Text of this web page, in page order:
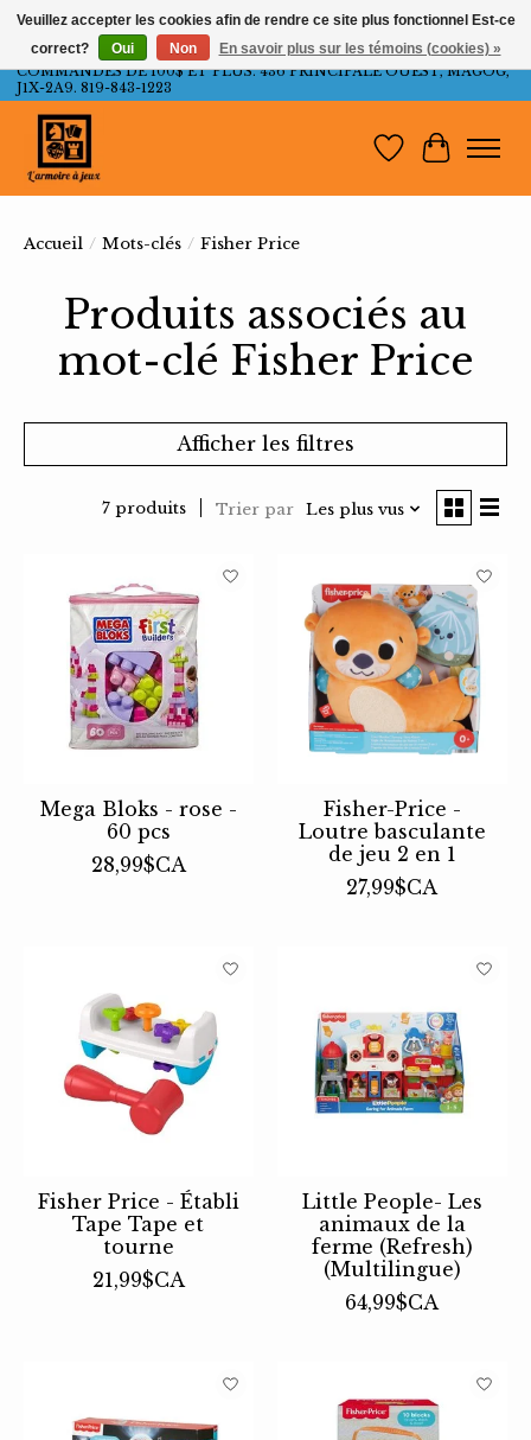
LIVRAISON GRATUITE AU QUÉBEC ET ONTARIO POUR LES
COMMANDES DE 100$ ET PLUS. 436 PRINCIPALE OUEST, MAGOG,
J1X-2A9. 819-843-1223
Liste dePanier
Accueil / Mots-clés / Fisher Price
Produits associés au
mot-clé Fisher Price
Afficher les filtres
7 produits Trier par Les plus vus
Mega Bloks - rose -
60 pcs
28,99$CA
Fisher-Price -
Loutre basculante
de jeu 2 en 1
27,99$CA
Fisher Price - Établi
Tape Tape et
tourne
21,99$CA
Little People- Les
animaux de la
ferme (Refresh)
(Multilingue)
64,99$CA
Veuillez accepter les cookies afin de rendre ce site plus fonctionnel Est-ce
correct?
Oui Non En savoir plus sur les témoins (cookies) »